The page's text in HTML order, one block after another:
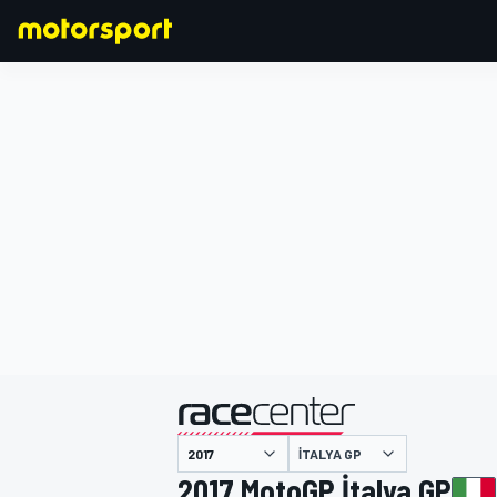
İTALYA GP